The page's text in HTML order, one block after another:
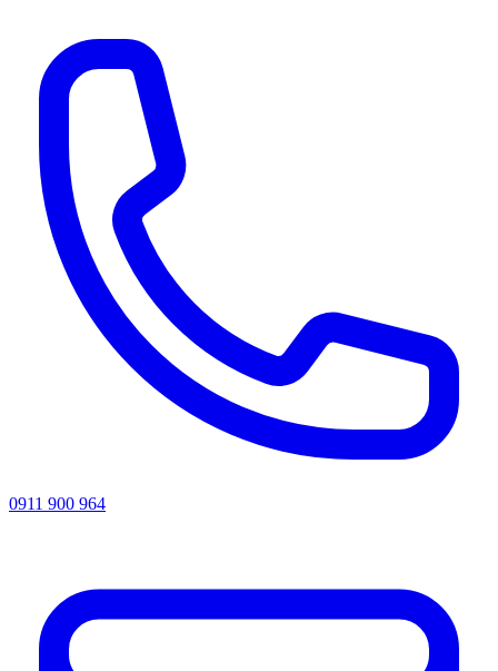
0911 900 964